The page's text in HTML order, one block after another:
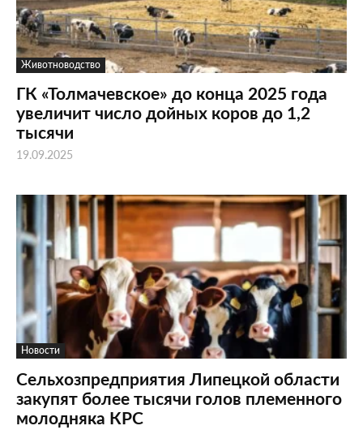
Животноводство
ГК «Толмачевское» до конца 2025 года
увеличит число дойных коров до 1,2
тысячи
19.09.2025
Новости
Сельхозпредприятия Липецкой области
закупят более тысячи голов племенного
молодняка КРС